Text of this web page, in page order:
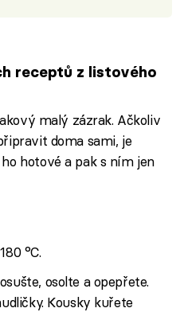
receptů z listového
malý zázrak. Ačkoliv
doma sami, je
hotové a pak s ním jen
°C.
osolte a opepřete.
Kousky kuřete